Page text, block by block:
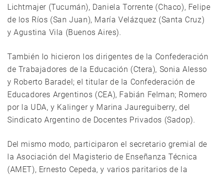
Lichtmajer (Tucumán), Daniela Torrente (Chaco), Felipe
de los Ríos (San Juan), María Velázquez (Santa Cruz)
y Agustina Vila (Buenos Aires).
También lo hicieron los dirigentes de la Confederación
de Trabajadores de la Educación (Ctera), Sonia Alesso
y Roberto Baradel; el titular de la Confederación de
Educadores Argentinos (CEA), Fabián Felman; Romero
por la UDA, y Kalinger y Marina Jaureguiberry, del
Sindicato Argentino de Docentes Privados (Sadop).
Del mismo modo, participaron el secretario gremial de
la Asociación del Magisterio de Enseñanza Técnica
(AMET), Ernesto Cepeda, y varios paritarios de la